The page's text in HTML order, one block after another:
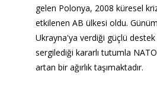
gelen Polonya, 2008 küresel
etkilenen AB ülkesi oldu.
Ukrayna'ya verdiği güçlü destek
sergilediği kararlı tutumla
artan bir ağırlık taşımaktadır.